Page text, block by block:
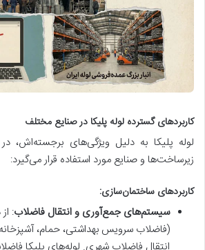
کاربردهای گسترده لوله پلیکا در صنایع مختلف
لوله پلیکا به دلیل ویژگی‌های
زیرساخت‌ها و صنایع مورد استفاده قرار می‌گیرد:
کاربردهای ساختمان‌سازی:
سیستم‌های جمع‌آوری و انتقال فاضلاب:
(فاضلاب سرویس بهداشتی، حمام،